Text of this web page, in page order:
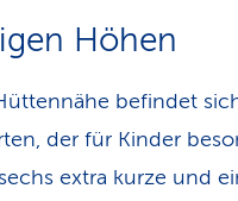
Höhen
befindet
der für Kinder
extra kurze und